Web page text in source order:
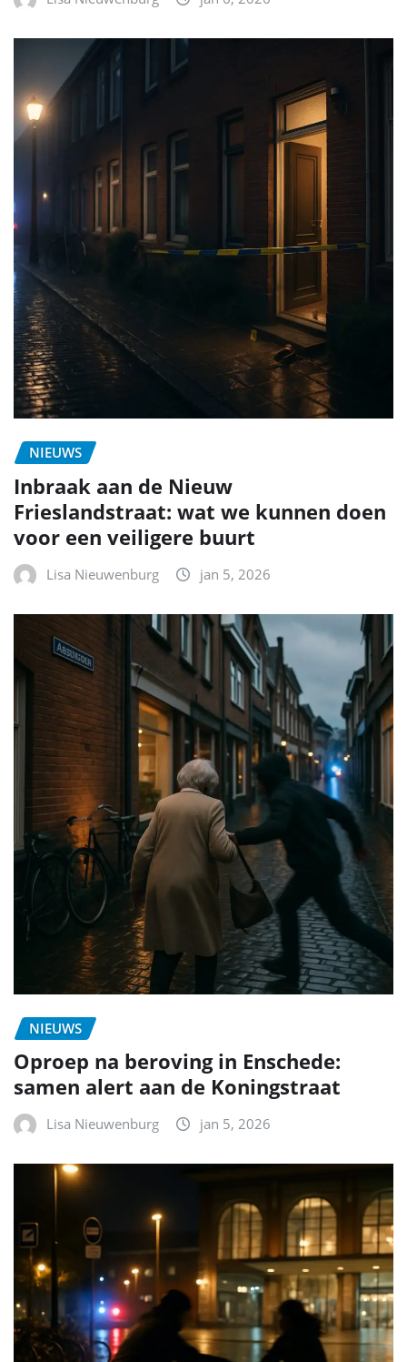
NIEUWS
Inbraak aan de Nieuw
Frieslandstraat: wat we kunnen doen
voor een veiligere buurt
Lisa Nieuwenburg jan 5, 2026
NIEUWS
Oproep na beroving in Enschede:
samen alert aan de Koningstraat
Lisa Nieuwenburg jan 5, 2026